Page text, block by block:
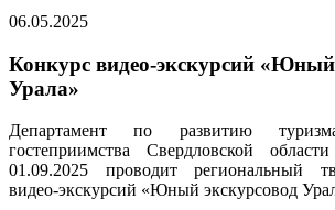
06.05.2025
Конкурс видео-экскурсий «Юный
Урала»
Департамент по развитию
гостеприимства Свердловской
01.09.2025 проводит региональный
видео-экскурсий «Юный экскурсовод